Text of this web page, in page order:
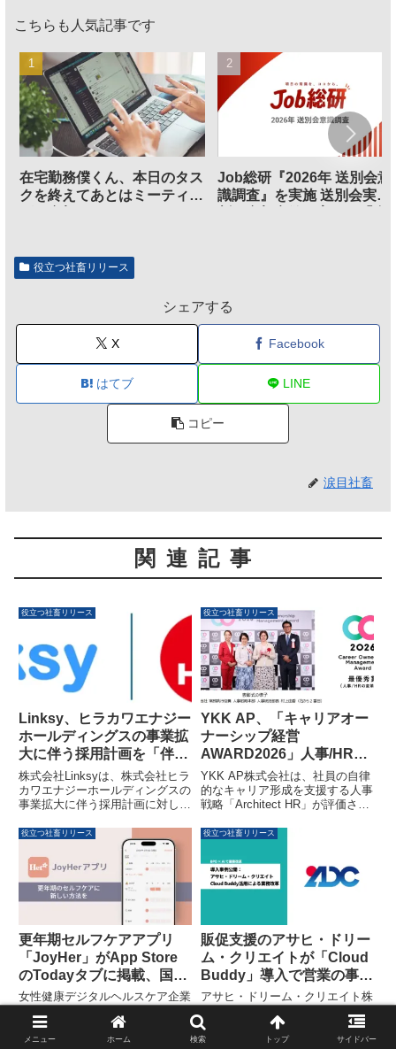
こちらも人気記事です
在宅勤務僕くん、本日のタス
クを終えてあとはミーティン
Job総研『2026年 送別会意
識調査』を実施 送別会実施
役立つ社畜リリース
シェアする
X Facebook
はてブ LINE
コピー
涙目社畜
関連記事
役立つ社畜リリース
Linksy、ヒラカワエナジー
ホールディングスの事業拡
大に伴う採用計画を「伴走
型RPO」で全面支援
株式会社Linksyは、株式会社ヒラ
カワエナジーホールディングスの
事業拡大に伴う採用計画に対し、
ビス」および採用戦略の立案から
実行までの推進支援を開始しまし
た。この取り組みは、ヒラカワエ
ナジーHDの「革新というDNA」
を体現し、事業成長を牽引する人
材獲得と採用体制構築をサポート
役立つ社畜リリース
YKK AP、「キャリアオー
ナーシップ経営
AWARD2026」人事/HRの
変革部門で最優秀賞を受賞
YKK AP株式会社は、社員の自律
的なキャリア形成を支援する人事
戦略「Architect HR」が評価さ
営AWARD2026」の人事/HRの変
た。この戦略は、個人の成長と組
織の持続的な発展を結びつける仕
組みとして注目されています。
役立つ社畜リリース
更年期セルフケアアプリ
「JoyHer」がApp Store
のTodayタブに掲載、国際
女性デーに合わせ特集
女性健康デジタルヘルスケア企業
運営する更年期セルフケアアプリ
「JoyHer」が、3月8日の国際女
役立つ社畜リリース
販促支援のアサヒ・ドリー
ム・クリエイトが「Cloud
Buddy」導入で営業の事務
作業を仕組み化、1日2時間
の余白を創出
アサヒ・ドリーム・クリエイト株
ィのBPR×BPOサービス「Cloud
Buddy」を導入し、営業現場の事
メニュー ホーム 検索 トップ サイドバー